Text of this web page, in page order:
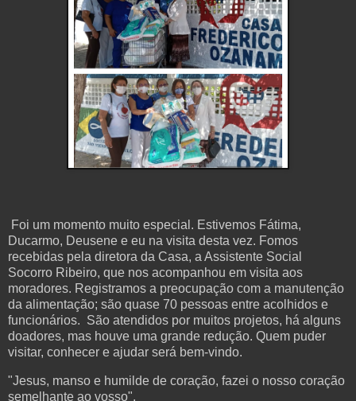
Foi um momento muito especial. Estivemos Fátima,
Ducarmo, Deusene e eu na visita desta vez. Fomos
recebidas pela diretora da Casa, a Assistente Social
Socorro Ribeiro, que nos acompanhou em visita aos
moradores. Registramos a preocupação com a manutenção
da alimentação; são quase 70 pessoas entre acolhidos e
funcionários. São atendidos por muitos projetos, há alguns
doadores, mas houve uma grande redução. Quem puder
visitar, conhecer e ajudar será bem-vindo.
"Jesus, manso e humilde de coração, fazei o nosso coração
semelhante ao vosso".